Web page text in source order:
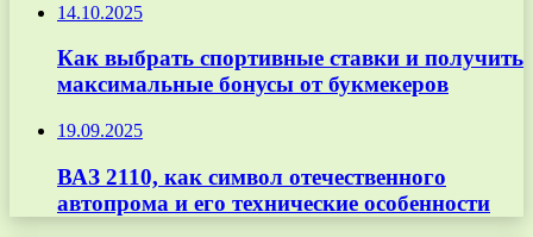
14.10.2025
Как выбрать спортивные ставки и получить
максимальные бонусы от букмекеров
19.09.2025
ВАЗ 2110, как символ отечественного
автопрома и его технические особенности